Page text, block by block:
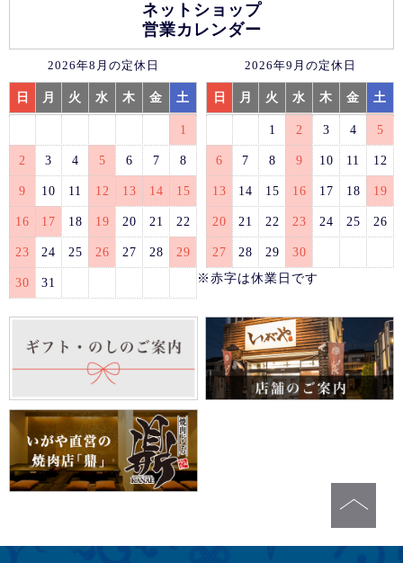
ネットショップ
営業カレンダー
2026年8月の定休日
日 月 火 水 木 金 土
1
2 3 4 5 6 7 8
9 10 11 12 13 14 15
16 17 18 19 20 21 22
23 24 25 26 27 28 29
30 31
2026年9月の定休日
日 月 火 水 木 金 土
1 2 3 4 5
6 7 8 9 10 11 12
13 14 15 16 17 18 19
20 21 22 23 24 25 26
27 28 29
30
※赤字は休業日です